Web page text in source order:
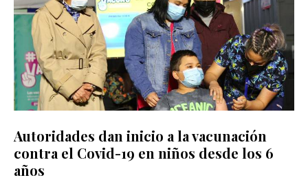
Autoridades dan inicio a la vacunación
contra el Covid-19 en niños desde los 6
años